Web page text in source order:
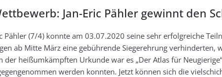
Jan-Eric Pähler gewinnt den
Pähler (7/4) konnte am 03.07.2020 seine sehr erfolgreiche
ab Mitte März eine gebührende Siegerehrung
der heißumkämpften Urkunde war es „Der Atlas für
werden konnten. Jetzt können sich die